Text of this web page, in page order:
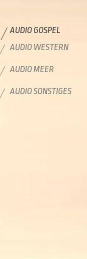
AUDIO GOSPEL
AUDIO WESTERN
AUDIO MEER
AUDIO SONSTIGES